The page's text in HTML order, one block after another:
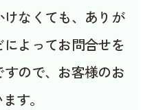
なくても、ありが
よってお問合せを
ので、お客様のお
す。